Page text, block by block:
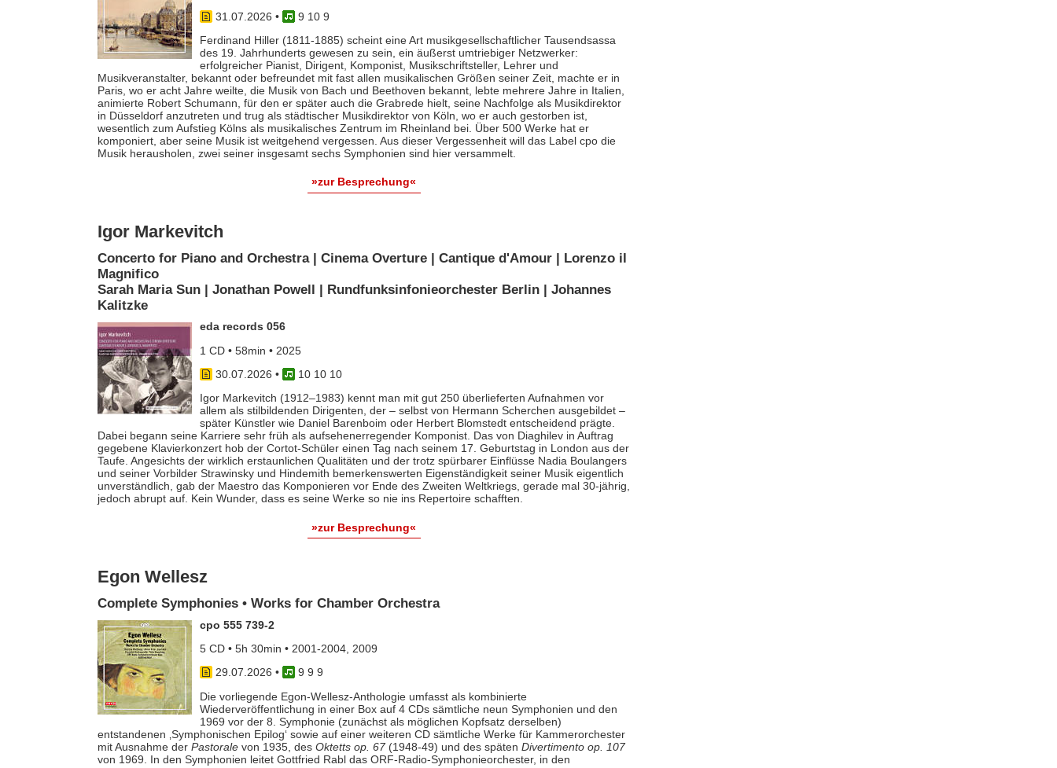
31.07.2026 •
9 10 9
Ferdinand Hiller (1811-1885) scheint eine Art musikgesellschaftlicher Tausendsassa
des 19. Jahrhunderts gewesen zu sein, ein äußerst umtriebiger Netzwerker:
erfolgreicher Pianist, Dirigent, Komponist, Musikschriftsteller, Lehrer und
Musikveranstalter, bekannt oder befreundet mit fast allen musikalischen Größen seiner Zeit, machte er in
Paris, wo er acht Jahre weilte, die Musik von Bach und Beethoven bekannt, lebte mehrere Jahre in Italien,
animierte Robert Schumann, für den er später auch die Grabrede hielt, seine Nachfolge als Musikdirektor
in Düsseldorf anzutreten und trug als städtischer Musikdirektor von Köln, wo er auch gestorben ist,
wesentlich zum Aufstieg Kölns als musikalisches Zentrum im Rheinland bei. Über 500 Werke hat er
komponiert, aber seine Musik ist weitgehend vergessen. Aus dieser Vergessenheit will das Label cpo die
Musik herausholen, zwei seiner insgesamt sechs Symphonien sind hier versammelt.
»zur Besprechung«
Igor Markevitch
Concerto for Piano and Orchestra | Cinema Overture | Cantique d'Amour | Lorenzo il
Magnifico
Sarah Maria Sun | Jonathan Powell | Rundfunksinfonieorchester Berlin | Johannes
Kalitzke
eda records 056
1 CD • 58min • 2025
30.07.2026 •
10 10 10
Igor Markevitch (1912–1983) kennt man mit gut 250 überlieferten Aufnahmen vor
allem als stilbildenden Dirigenten, der – selbst von Hermann Scherchen ausgebildet –
später Künstler wie Daniel Barenboim oder Herbert Blomstedt entscheidend prägte.
Dabei begann seine Karriere sehr früh als aufsehenerregender Komponist. Das von Diaghilev in Auftrag
gegebene Klavierkonzert hob der Cortot-Schüler einen Tag nach seinem 17. Geburtstag in London aus der
Taufe. Angesichts der wirklich erstaunlichen Qualitäten und der trotz spürbarer Einflüsse Nadia Boulangers
und seiner Vorbilder Strawinsky und Hindemith bemerkenswerten Eigenständigkeit seiner Musik eigentlich
unverständlich, gab der Maestro das Komponieren vor Ende des Zweiten Weltkriegs, gerade mal 30-jährig,
jedoch abrupt auf. Kein Wunder, dass es seine Werke so nie ins Repertoire schafften.
»zur Besprechung«
Egon Wellesz
Complete Symphonies • Works for Chamber Orchestra
cpo 555 739-2
5 CD • 5h 30min • 2001-2004, 2009
29.07.2026 •
9 9 9
Die vorliegende Egon-Wellesz-Anthologie umfasst als kombinierte
Wiederveröffentlichung in einer Box auf 4 CDs sämtliche neun Symphonien und den
1969 vor der 8. Symphonie (zunächst als möglichen Kopfsatz derselben)
entstandenen ‚Symphonischen Epilog‘ sowie auf einer weiteren CD sämtliche Werke für Kammerorchester
mit Ausnahme der Pastoralevon 1935, des Oktetts op. 67(1948-49) und des späten Divertimento op. 107
von 1969. In den Symphonien leitet Gottfried Rabl das ORF-Radio-Symphonieorchester, in den